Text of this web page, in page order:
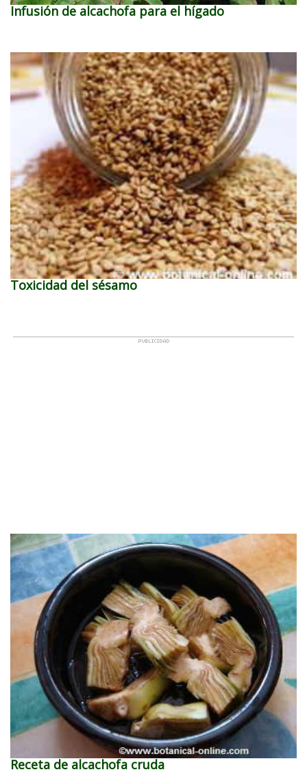
Infusión de alcachofa para el hígado
Toxicidad del sésamo
Receta de alcachofa cruda